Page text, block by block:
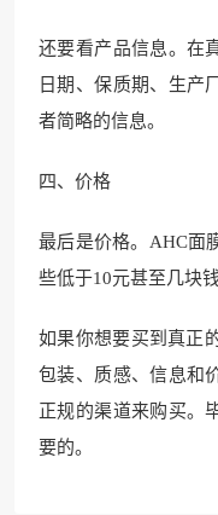
还要看产品信息。在
日期、保质期、生产
者简略的信息。
四、价格
最后是价格。AHC面
些低于10元甚至几块
如果你想要买到真正
包装、质感、信息和
正规的渠道来购买。
要的。